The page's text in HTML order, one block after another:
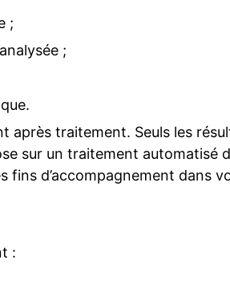
;
;
après traitement. Seuls les
sur un traitement
fins d’accompagnement dans
: